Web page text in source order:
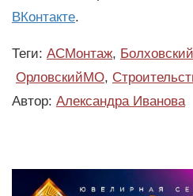
ВКонтакте.
Теги: АСМонтаж,
ОрловскийМО,
Автор: Александра Иванова